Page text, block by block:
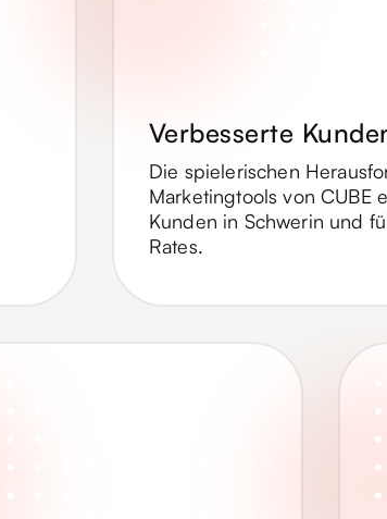
Verbesserte
Die spielerischen
Marketingtools von CUBE
Kunden in Schwerin und
Rates.